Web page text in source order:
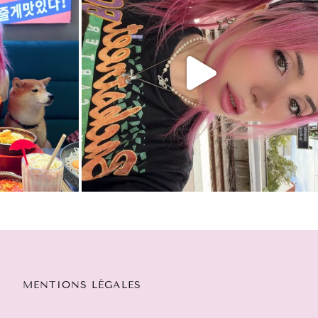
MENTIONS LÉGALES